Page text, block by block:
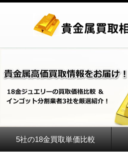
5社の18金買取単価比較